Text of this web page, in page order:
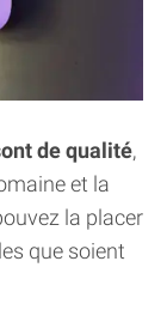
de qualité,
et la
la placer
que soient